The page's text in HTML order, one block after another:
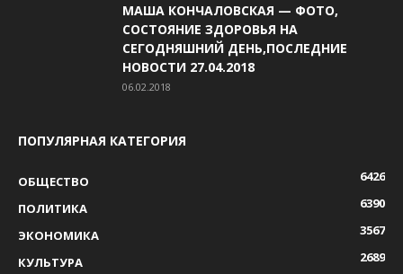
МАША КОНЧАЛОВСКАЯ — ФОТО,
СОСТОЯНИЕ ЗДОРОВЬЯ НА
СЕГОДНЯШНИЙ ДЕНЬ,ПОСЛЕДНИЕ
НОВОСТИ 27.04.2018
06.02.2018
ПОПУЛЯРНАЯ КАТЕГОРИЯ
ОБЩЕСТВО
6426
ПОЛИТИКА
6390
ЭКОНОМИКА
3567
КУЛЬТУРА
2689